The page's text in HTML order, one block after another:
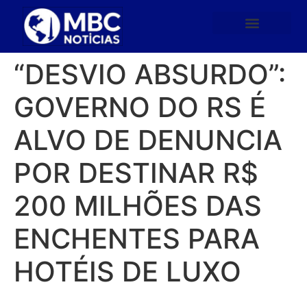
“DESVIO ABSURDO”:
GOVERNO DO RS É
ALVO DE DENUNCIA
POR DESTINAR R$
200 MILHÕES DAS
ENCHENTES PARA
HOTÉIS DE LUXO